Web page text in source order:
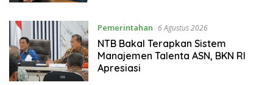
Pemerintahan 6 Agustus 2026
NTB Bakal Terapkan Sistem
Manajemen Talenta ASN, BKN RI
Apresiasi